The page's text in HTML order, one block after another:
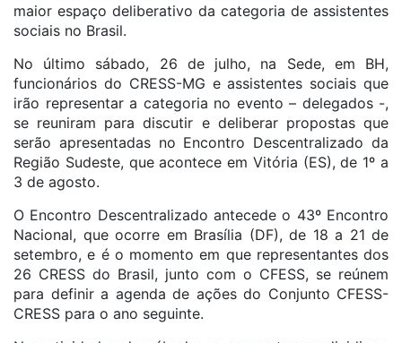
maior espaço deliberativo da categoria de assistentes
sociais no Brasil.
No último sábado, 26 de julho, na Sede, em BH,
funcionários do CRESS-MG e assistentes sociais que
irão representar a categoria no evento – delegados -,
se reuniram para discutir e deliberar propostas que
serão apresentadas no Encontro Descentralizado da
Região Sudeste, que acontece em Vitória (ES), de 1º a
3 de agosto.
O Encontro Descentralizado antecede o 43º Encontro
Nacional, que ocorre em Brasília (DF), de 18 a 21 de
setembro, e é o momento em que representantes dos
26 CRESS do Brasil, junto com o CFESS, se reúnem
para definir a agenda de ações do Conjunto CFESS-
CRESS para o ano seguinte.